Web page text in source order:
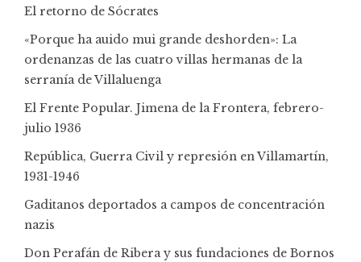
El retorno de Sócrates
«Porque ha auido mui grande deshorden»: La
ordenanzas de las cuatro villas hermanas de la
serranía de Villaluenga
El Frente Popular. Jimena de la Frontera, febrero-
julio 1936
República, Guerra Civil y represión en Villamartín,
1931-1946
Gaditanos deportados a campos de concentración
nazis
Don Perafán de Ribera y sus fundaciones de Bornos